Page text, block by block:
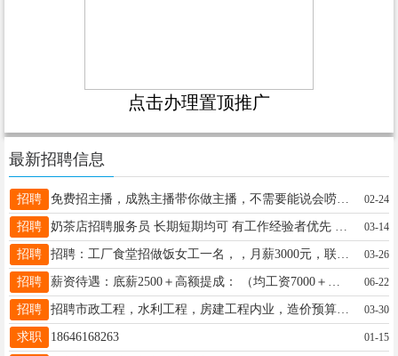
点击办理置顶推广
最新招聘信息
招聘 免费招主播，成熟主播带你做主播，不需要能说会唠，有人教，有人帮，有人带时间自由，宝妈，兼职人群都可以，绿色平台，健康直播，下播提现， 微信13199399011 02-24
招聘 03-14
招聘 03-26
招聘 06-22
招聘 招聘市政工程，水利工程，房建工程内业，造价预算，会计等人员有想在望奎发展的家人们欢迎来电，电话：18045507257 03-30
求职 18646168263 01-15